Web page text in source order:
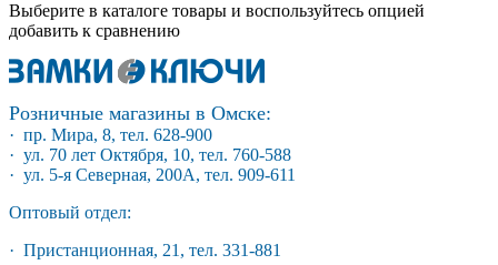
Выберите в каталоге товары и воспользуйтесь опцией
добавить к сравнению
Розничные магазины в Омске:
· пр. Мира, 8, тел. 628-900
· ул. 70 лет Октября, 10, тел. 760-588
· ул. 5-я Северная, 200А, тел. 909-611
Оптовый отдел:
· Пристанционная, 21, тел. 331-881